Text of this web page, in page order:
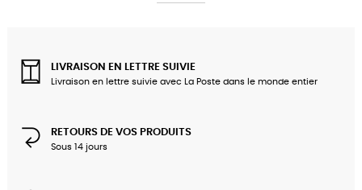
LIVRAISON EN LETTRE SUIVIE
Livraison en lettre suivie avec La Poste dans le monde entier
RETOURS DE VOS PRODUITS
Sous 14 jours